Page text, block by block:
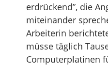
erdrückend”, die
miteinander
Arbeiterin
müsse täglich
Computerplatinen